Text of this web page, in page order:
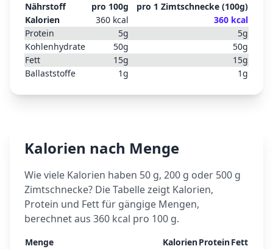
Nährstoff pro 100g pro 1 Zimtschnecke (100g)
Kalorien
360 kcal 360 kcal
Protein
5g 5g
Kohlenhydrate
50g 50g
Fett
15g 15g
Ballaststoffe
1g 1g
Kalorien nach Menge
Wie viele Kalorien haben 50 g, 200 g oder 500 g
Zimtschnecke? Die Tabelle zeigt Kalorien,
Protein und Fett für gängige Mengen,
berechnet aus 360 kcal pro 100 g.
Menge KalorienProteinFett